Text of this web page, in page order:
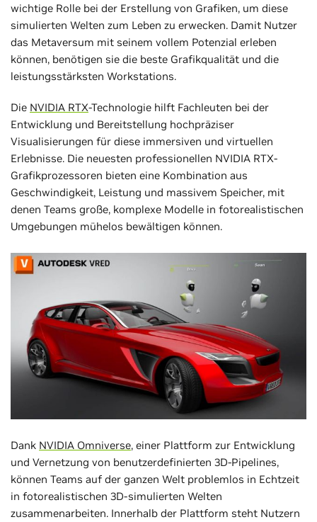
wichtige Rolle bei der Erstellung von Grafiken, um diese
simulierten Welten zum Leben zu erwecken. Damit Nutzer
das Metaversum mit seinem vollem Potenzial erleben
können, benötigen sie die beste Grafikqualität und die
leistungsstärksten Workstations.
Die NVIDIA RTX-Technologie hilft Fachleuten bei der
Entwicklung und Bereitstellung hochpräziser
Visualisierungen für diese immersiven und virtuellen
Erlebnisse. Die neuesten professionellen NVIDIA RTX-
Grafikprozessoren bieten eine Kombination aus
Geschwindigkeit, Leistung und massivem Speicher, mit
denen Teams große, komplexe Modelle in fotorealistischen
Umgebungen mühelos bewältigen können.
Dank NVIDIA Omniverse, einer Plattform zur Entwicklung
und Vernetzung von benutzerdefinierten 3D-Pipelines,
können Teams auf der ganzen Welt problemlos in Echtzeit
in fotorealistischen 3D-simulierten Welten
zusammenarbeiten. Innerhalb der Plattform steht Nutzern